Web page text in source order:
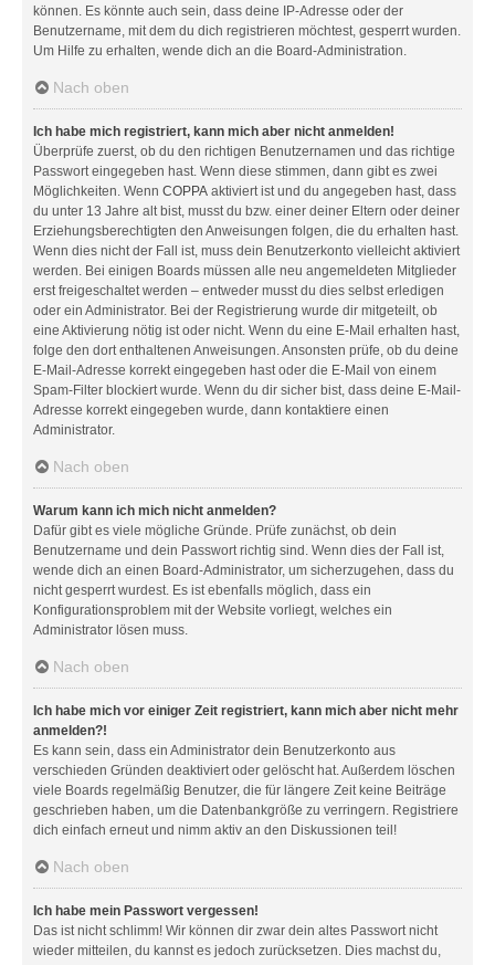
können. Es könnte auch sein, dass deine IP-Adresse oder der
Benutzername, mit dem du dich registrieren möchtest, gesperrt wurden.
Um Hilfe zu erhalten, wende dich an die Board-Administration.
Nach oben
Ich habe mich registriert, kann mich aber nicht anmelden!
Überprüfe zuerst, ob du den richtigen Benutzernamen und das richtige
Passwort eingegeben hast. Wenn diese stimmen, dann gibt es zwei
Möglichkeiten. Wenn COPPA aktiviert ist und du angegeben hast, dass
du unter 13 Jahre alt bist, musst du bzw. einer deiner Eltern oder deiner
Erziehungsberechtigten den Anweisungen folgen, die du erhalten hast.
Wenn dies nicht der Fall ist, muss dein Benutzerkonto vielleicht aktiviert
werden. Bei einigen Boards müssen alle neu angemeldeten Mitglieder
erst freigeschaltet werden – entweder musst du dies selbst erledigen
oder ein Administrator. Bei der Registrierung wurde dir mitgeteilt, ob
eine Aktivierung nötig ist oder nicht. Wenn du eine E-Mail erhalten hast,
folge den dort enthaltenen Anweisungen. Ansonsten prüfe, ob du deine
E-Mail-Adresse korrekt eingegeben hast oder die E-Mail von einem
Spam-Filter blockiert wurde. Wenn du dir sicher bist, dass deine E-Mail-
Adresse korrekt eingegeben wurde, dann kontaktiere einen
Administrator.
Nach oben
Warum kann ich mich nicht anmelden?
Dafür gibt es viele mögliche Gründe. Prüfe zunächst, ob dein
Benutzername und dein Passwort richtig sind. Wenn dies der Fall ist,
wende dich an einen Board-Administrator, um sicherzugehen, dass du
nicht gesperrt wurdest. Es ist ebenfalls möglich, dass ein
Konfigurationsproblem mit der Website vorliegt, welches ein
Administrator lösen muss.
Nach oben
Ich habe mich vor einiger Zeit registriert, kann mich aber nicht mehr
anmelden?!
Es kann sein, dass ein Administrator dein Benutzerkonto aus
verschieden Gründen deaktiviert oder gelöscht hat. Außerdem löschen
viele Boards regelmäßig Benutzer, die für längere Zeit keine Beiträge
geschrieben haben, um die Datenbankgröße zu verringern. Registriere
dich einfach erneut und nimm aktiv an den Diskussionen teil!
Nach oben
Ich habe mein Passwort vergessen!
Das ist nicht schlimm! Wir können dir zwar dein altes Passwort nicht
wieder mitteilen, du kannst es jedoch zurücksetzen. Dies machst du,